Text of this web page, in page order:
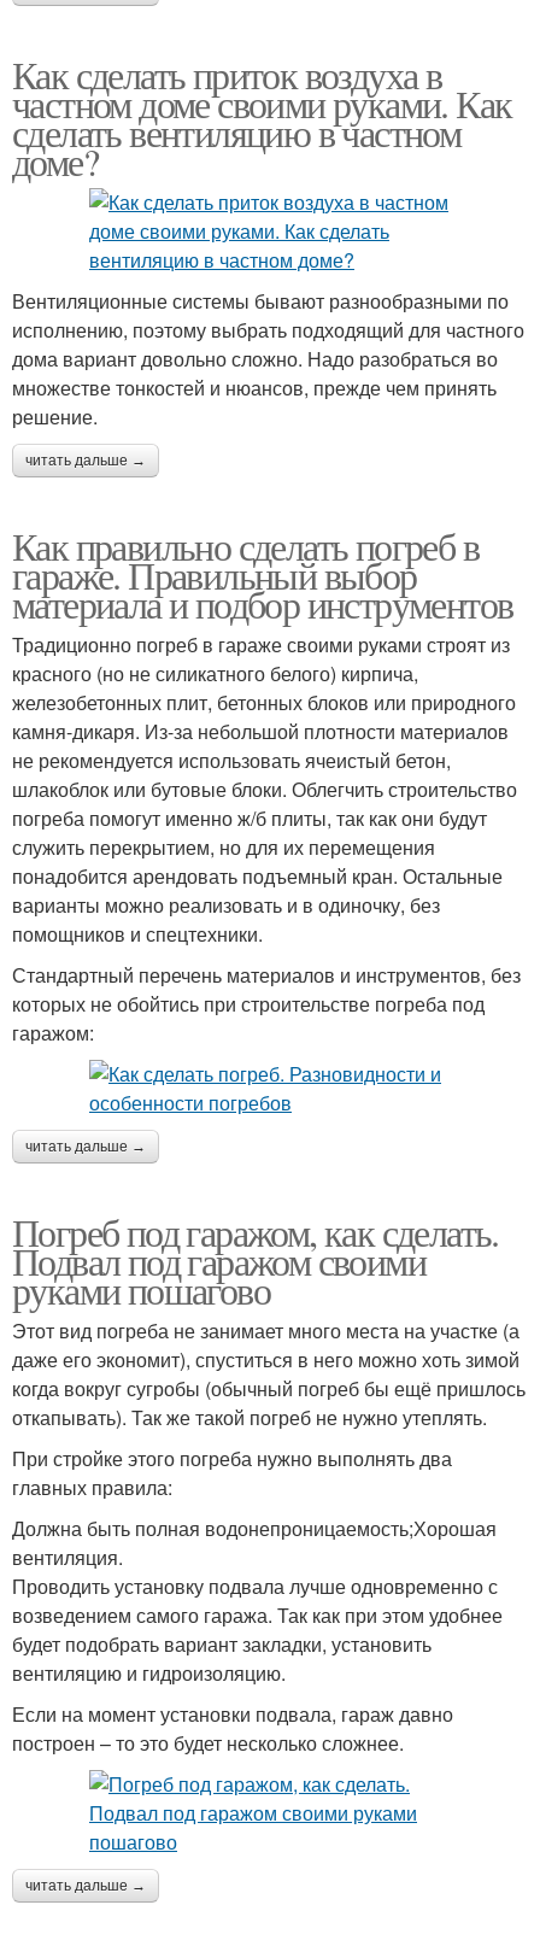
Как сделать приток воздуха в
частном доме своими руками. Как
сделать вентиляцию в частном
доме?
Вентиляционные системы бывают разнообразными по
исполнению, поэтому выбрать подходящий для частного
дома вариант довольно сложно. Надо разобраться во
множестве тонкостей и нюансов, прежде чем принять
решение.
читать дальше →
Как правильно сделать погреб в
гараже. Правильный выбор
материала и подбор инструментов
Традиционно погреб в гараже своими руками строят из
красного (но не силикатного белого) кирпича,
железобетонных плит, бетонных блоков или природного
камня-дикаря. Из-за небольшой плотности материалов
не рекомендуется использовать ячеистый бетон,
шлакоблок или бутовые блоки. Облегчить строительство
погреба помогут именно ж/б плиты, так как они будут
служить перекрытием, но для их перемещения
понадобится арендовать подъемный кран. Остальные
варианты можно реализовать и в одиночку, без
помощников и спецтехники.
Стандартный перечень материалов и инструментов, без
которых не обойтись при строительстве погреба под
гаражом:
читать дальше →
Погреб под гаражом, как сделать.
Подвал под гаражом своими
руками пошагово
Этот вид погреба не занимает много места на участке (а
даже его экономит), спуститься в него можно хоть зимой
когда вокруг сугробы (обычный погреб бы ещё пришлось
откапывать). Так же такой погреб не нужно утеплять.
При стройке этого погреба нужно выполнять два
главных правила:
Должна быть полная водонепроницаемость;Хорошая
вентиляция.
Проводить установку подвала лучше одновременно с
возведением самого гаража. Так как при этом удобнее
будет подобрать вариант закладки, установить
вентиляцию и гидроизоляцию.
Если на момент установки подвала, гараж давно
построен – то это будет несколько сложнее.
читать дальше →